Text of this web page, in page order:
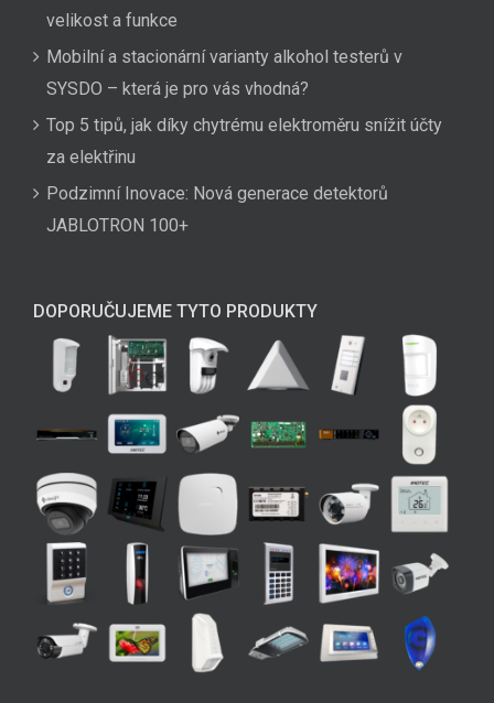
velikost a funkce
Mobilní a stacionární varianty alkohol testerů v
SYSDO – která je pro vás vhodná?
Top 5 tipů, jak díky chytrému elektroměru snížit účty
za elektřinu
Podzimní Inovace: Nová generace detektorů
JABLOTRON 100+
DOPORUČUJEME TYTO PRODUKTY